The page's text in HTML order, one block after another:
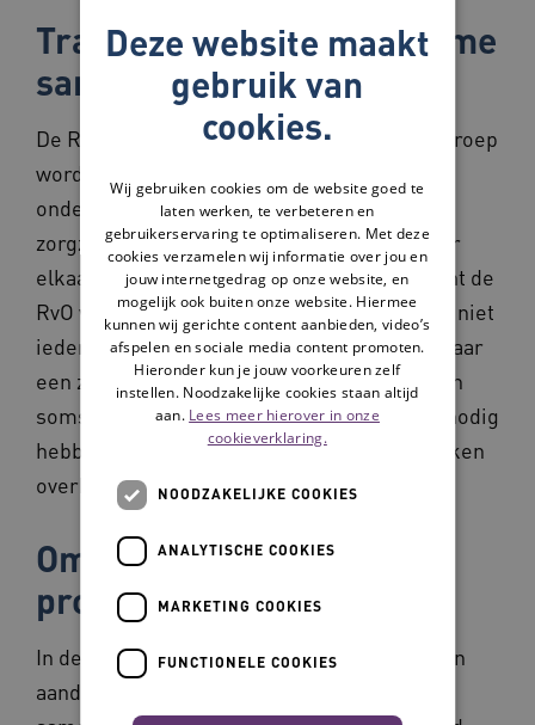
Transitie naar een zorgzame
samenleving
De RvO stelt vast dat er steeds vaker een beroep
wordt gedaan op buurtgenoten om elkaar te
ondersteunen. Deze ontwikkeling van de
zorgzame samenleving, waarin mensen naar
elkaar omzien en elkaar helpen, ondersteunt de
RvO van harte. Tegelijkertijd ziet de RvO dat niet
iedereen mee kan doen aan deze transitie naar
een zorgzame samenleving. Ouderen krijgen
soms niet de zorg en ondersteuning die zij nodig
hebben, mantelzorgers en buurtgenoten raken
overbelast.
Omzien naar elkaar en
professionele zorg
In de zorgzame samenleving hebben mensen
aandacht voor elkaar. Een boodschap doen,
Deze website maakt
gebruik van
cookies.
Wij gebruiken cookies om de website goed te
laten werken, te verbeteren en
gebruikerservaring te optimaliseren. Met deze
cookies verzamelen wij informatie over jou en
jouw internetgedrag op onze website, en
mogelijk ook buiten onze website. Hiermee
kunnen wij gerichte content aanbieden, video’s
afspelen en sociale media content promoten.
Hieronder kun je jouw voorkeuren zelf
instellen. Noodzakelijke cookies staan altijd
aan. Lees meer hierover in onze
cookieverklaring.
NOODZAKELIJKE COOKIES
ANALYTISCHE COOKIES
MARKETING COOKIES
FUNCTIONELE COOKIES